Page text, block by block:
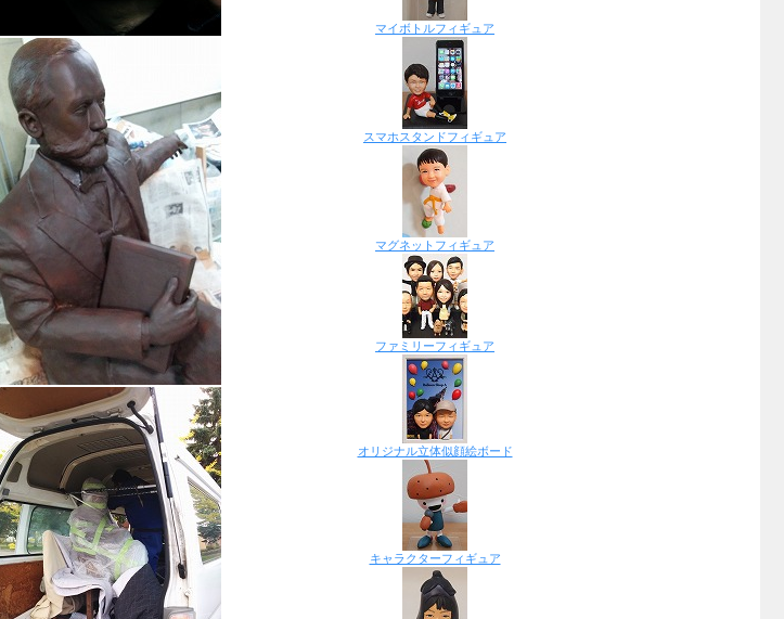
マイボトルフィギュア
スマホスタンドフィギュア
マグネットフィギュア
ファミリーフィギュア
オリジナル立体似顔絵ボード
キャラクターフィギュア